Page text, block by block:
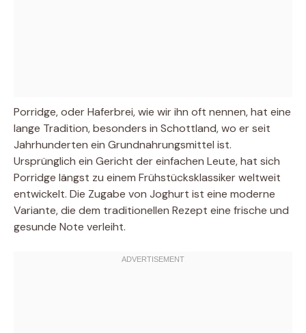
Porridge, oder Haferbrei, wie wir ihn oft nennen, hat eine
lange Tradition, besonders in Schottland, wo er seit
Jahrhunderten ein Grundnahrungsmittel ist.
Ursprünglich ein Gericht der einfachen Leute, hat sich
Porridge längst zu einem Frühstücksklassiker weltweit
entwickelt. Die Zugabe von Joghurt ist eine moderne
Variante, die dem traditionellen Rezept eine frische und
gesunde Note verleiht.